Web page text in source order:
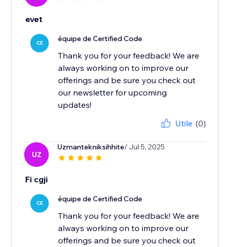
evet
CE équipe de Certified Code
Thank you for your feedback! We are
always working on to improve our
offerings and be sure you check out
our newsletter for upcoming
updates!
Utile (0)
UZ
Uzmantekniksihhite/ Jul 5, 2025
Fi cgji
CE équipe de Certified Code
Thank you for your feedback! We are
always working on to improve our
offerings and be sure you check out